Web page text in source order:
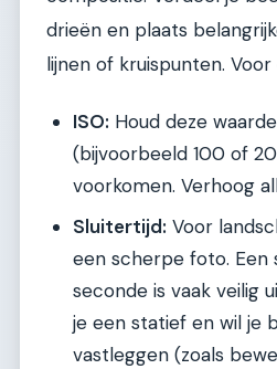
drieën en plaats
lijnen of kruispunten.
ISO: Houd deze
(bijvoorbeeld 100 of
voorkomen. Verhoog
Sluitertijd: Voor
een scherpe foto. Een
seconde is vaak veilig
je een statief en wil je
vastleggen (zoals